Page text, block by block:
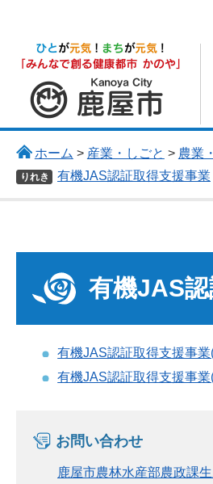
鹿屋市
ホーム > 産業・しごと > 農業
りれき 有機JAS認証取得支援事業
有機JAS
有機JAS認証取得支援事
有機JAS認証取得支援事
お問い合わせ
鹿屋市農林水産部農政課